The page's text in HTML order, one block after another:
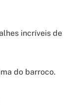
incríveis de
do barroco.